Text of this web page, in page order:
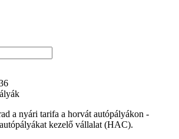
a nyári tarifa a horvát autópályákon -
kezelő vállalat (HAC).